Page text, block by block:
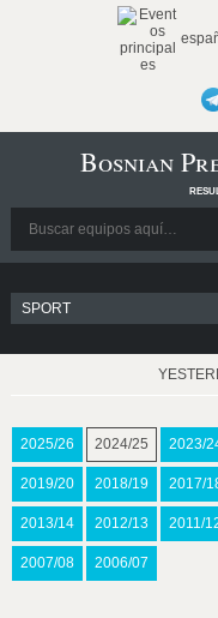
Bosnian
2025/26 2024/25 2023/
2019/20 2018/19 2017/
2013/14 2012/13 2011/
2007/08 2006/07